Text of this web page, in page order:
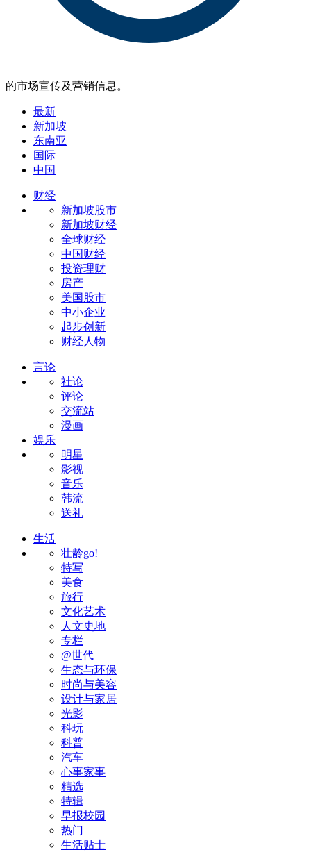
的市场宣传及营销信息。
最新
新加坡
东南亚
国际
中国
财经
新加坡股市
新加坡财经
全球财经
中国财经
投资理财
房产
美国股市
中小企业
起步创新
财经人物
言论
社论
评论
交流站
漫画
娱乐
明星
影视
音乐
韩流
送礼
生活
壮龄go!
特写
美食
旅行
文化艺术
人文史地
专栏
@世代
生态与环保
时尚与美容
设计与家居
光影
科玩
科普
汽车
心事家事
精选
特辑
早报校园
热门
生活贴士